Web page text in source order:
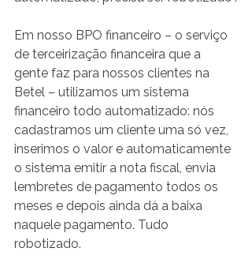
Em nosso BPO financeiro – o serviço
de terceirização financeira que a
gente faz para nossos clientes na
Betel – utilizamos um sistema
financeiro todo automatizado: nós
cadastramos um cliente uma só vez,
inserimos o valor e automaticamente
o sistema emitir a nota fiscal, envia
lembretes de pagamento todos os
meses e depois ainda dá a baixa
naquele pagamento. Tudo
robotizado.